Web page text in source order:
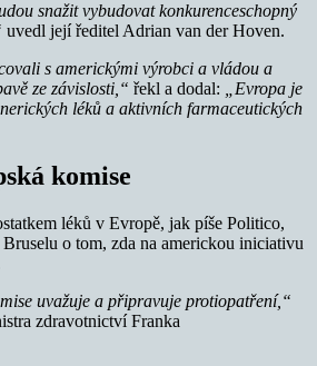
snažit vybudovat konkurenceschopný
uvedl její ředitel Adrian van der Hoven.
s americkými výrobci a vládou a
ze závislosti,“ řekl a dodal:
„Evropa je
léků a aktivních farmaceutických
komise
léků v Evropě, jak píše Politico,
o tom, zda na americkou iniciativu
uvažuje a připravuje protiopatření,“
zdravotnictví Franka